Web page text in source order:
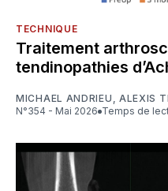
TECHNIQUE
Traitement
tendinopathies
MICHAEL ANDRIEU , ALEXIS
N°354 - Mai 2026
Temps de